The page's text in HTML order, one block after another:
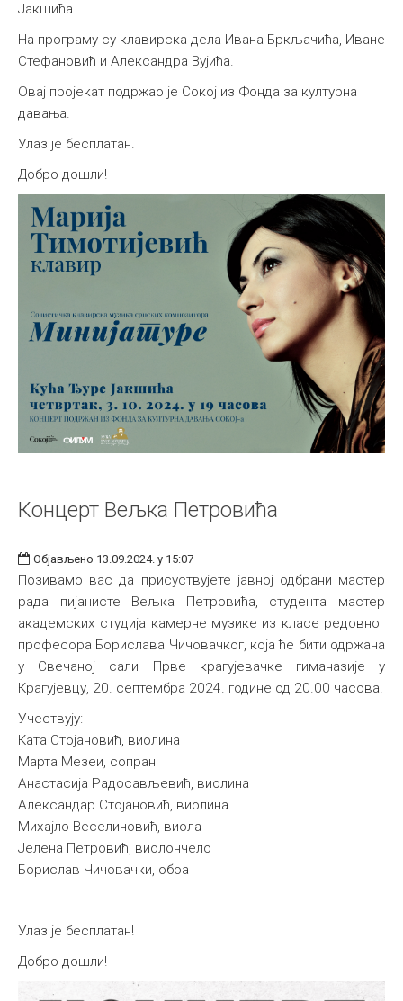
Јакшића.
На програму су клавирска дела Ивана Бркљачића, Иване
Стефановић и Александра Вујића.
Овај пројекат подржао је Сокој из Фонда за културна
давања.
Улаз је бесплатан.
Добро дошли!
Концерт Вељка Петровића
Објављено 13.09.2024. у 15:07
Позивамо вас да присуствујете јавној одбрани мастер
рада пијанисте Вељка Петровића, студента мастер
академских студија камерне музике из класе редовног
професора Борислава Чичовачког, којa ће бити одржанa
у Свечаној сали Прве крагујевачке гиманазије у
Крагујевцу, 20. септембра 2024. године од 20.00 часова.
Учествују:
Ката Стојановић, виолина
Марта Мезеи, сопран
Анастасија Радосављевић, виолина
Александар Стојановић, виолина
Михајло Веселиновић, виола
Јелена Петровић, виолончело
Борислав Чичовачки, обоа
Улаз је бесплатан!
Добро дошли!